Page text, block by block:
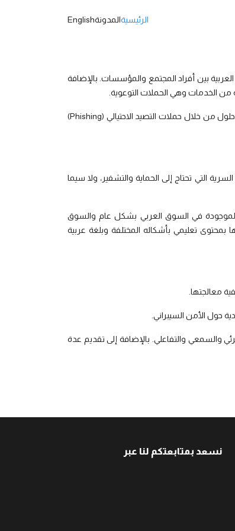
الرئيسيةالمدونةEnglish
بين أفراد المجتمع والمؤسسات. بالإضافة
الخدمات وهي الحملات التوعوية.
تعد سايبر إكس منصة لتدريب وتطوير المهارات في الأمن السيبراني، وبالإضافة إلى تقديم عدة حلول من خلال حملات التصيد الاحتيالي (Phishing)
التي تحتاج إلى الحماية والتشفير، ولا سيما
في السوق العربي بشكل عام والسوق
تعليمي بأشكاله المختلفة وبلغة عربية
معالجتها.
والسمعي والتفاعلي. بالإضافة إلى تقديم عدة
نسعد بمتابعتكم لنا عبر